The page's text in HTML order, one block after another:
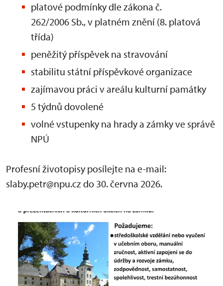
platové podmínky dle zákona č.
262/2006 Sb., v platném znění (8. platová
třída)
peněžitý příspěvek na stravování
stabilitu státní příspěvkové organizace
zajímavou práci v areálu kulturní památky
5 týdnů dovolené
volné vstupenky na hrady a zámky ve správě
NPÚ
Profesní životopisy posílejte na e-mail:
slaby.petr@npu.cz do 30. června 2026.